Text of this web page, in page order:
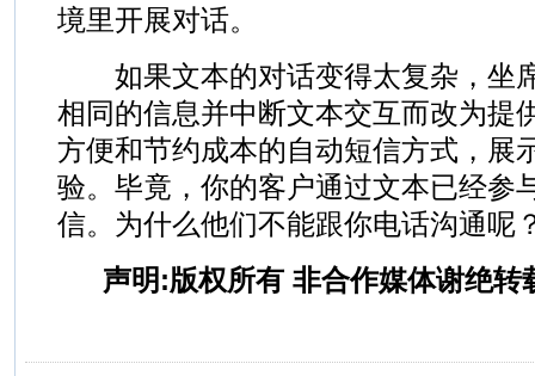
境里开展对话。
如果文本的对话变得太复杂，坐
相同的信息并中断文本交互而改为提
方便和节约成本的自动短信方式，展
验。毕竟，你的客户通过文本已经参
信。为什么他们不能跟你电话沟通呢
声明:版权所有 非合作媒体谢绝转